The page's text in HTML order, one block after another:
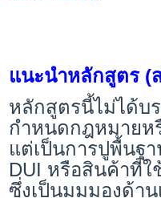
แนะนำหลักสูตร (
หลักสูตรนี้ไม่ได้บ
กำหนดกฎหมายห
แต่เป็นการปูพื้นฐ
DUI หรือสินค้าที่ใ
ซึ่งเป็นมุมมองด้า